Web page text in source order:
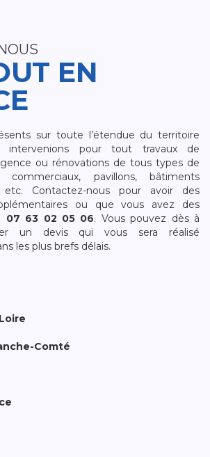
EN
sur toute l’étendue du territoire
intervenions pour tout travaux de
ou rénovations de tous types de
pavillons, bâtiments
etc. Contactez-nous pour avoir des
ou que vous avez des
07 63 02 05 06. Vous pouvez dès à
un devis qui vous sera réalisé
les plus brefs délais.
Comté